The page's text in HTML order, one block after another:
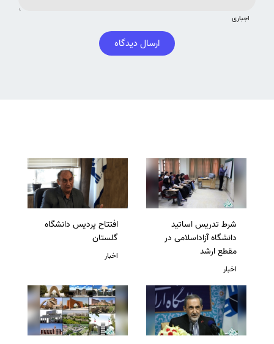
اجباری
ارسال دیدگاه
شرط تدریس اساتید
دانشگاه آزاداسلامی در
مقطع ارشد
اخبار
افتتاح پردیس دانشگاه
گلستان
اخبار